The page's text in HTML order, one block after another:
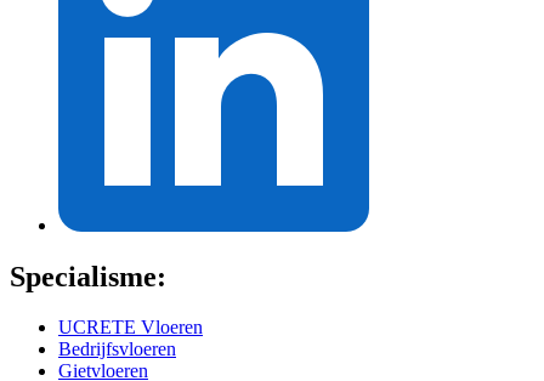
Specialisme:
UCRETE Vloeren
Bedrijfsvloeren
Gietvloeren